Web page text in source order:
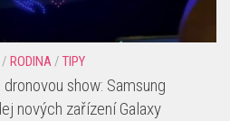
/ RODINA/ TIPY
show: Samsung
nových zařízení Galaxy